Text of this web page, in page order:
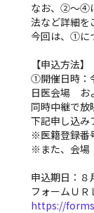
なお、②～④
法など詳細を
今回は、①に
【申込方法】
①開催日時：
日医会場 お
同時中継で放
下記申し込み
※医籍登録番
※また、会場
申込期日：８
フォームＵＲ
https://